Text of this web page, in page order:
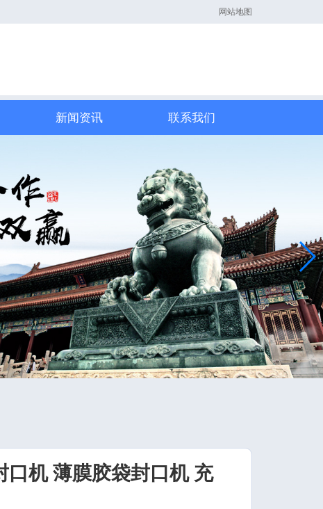
网站地图
新闻资讯 联系我们
机 薄膜胶袋封口机 充